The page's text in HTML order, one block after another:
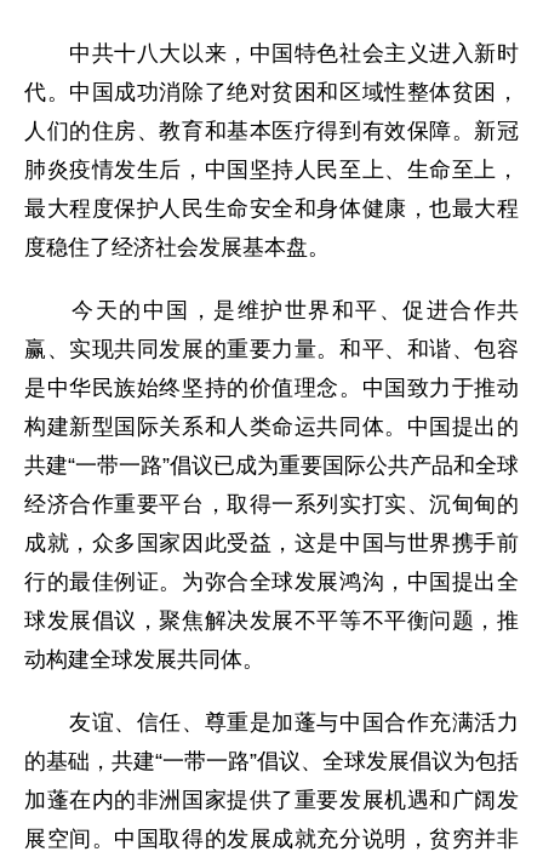
中共十八大以来，中国特色社会主义进入新时
代。中国成功消除了绝对贫困和区域性整体贫困，
人们的住房、教育和基本医疗得到有效保障。新冠
肺炎疫情发生后，中国坚持人民至上、生命至上，
最大程度保护人民生命安全和身体健康，也最大程
度稳住了经济社会发展基本盘。
今天的中国，是维护世界和平、促进合作共
赢、实现共同发展的重要力量。和平、和谐、包容
是中华民族始终坚持的价值理念。中国致力于推动
构建新型国际关系和人类命运共同体。中国提出的
共建“一带一路”倡议已成为重要国际公共产品和全球
经济合作重要平台，取得一系列实打实、沉甸甸的
成就，众多国家因此受益，这是中国与世界携手前
行的最佳例证。为弥合全球发展鸿沟，中国提出全
球发展倡议，聚焦解决发展不平等不平衡问题，推
动构建全球发展共同体。
友谊、信任、尊重是加蓬与中国合作充满活力
的基础，共建“一带一路”倡议、全球发展倡议为包括
加蓬在内的非洲国家提供了重要发展机遇和广阔发
展空间。中国取得的发展成就充分说明，贫穷并非